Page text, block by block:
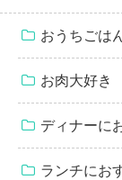
おうちごは
お肉大好き
ディナーに
ランチにお